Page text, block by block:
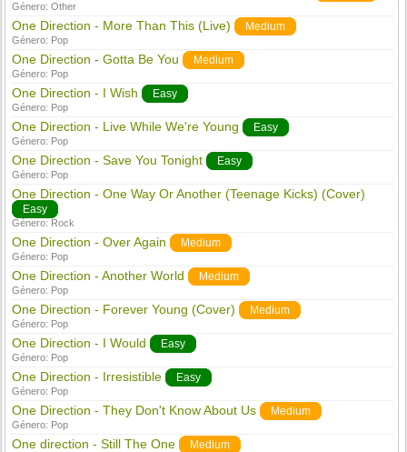
Género:Other
One Direction - More Than This (Live) Medium
Género: Pop
One Direction - Gotta Be You Medium
Género: Pop
One Direction - I Wish Easy
Género: Pop
One Direction - Live While We're Young Easy
Género: Pop
One Direction - Save You Tonight Easy
Género: Pop
One Direction - One Way Or Another (Teenage Kicks) (Cover)
Easy
Género: Rock
One Direction - Over Again Medium
Género: Pop
One Direction - Another World Medium
Género: Pop
One Direction - Forever Young (Cover) Medium
Género: Pop
One Direction - I Would Easy
Género: Pop
One Direction - Irresistible Easy
Género: Pop
One Direction - They Don't Know About Us Medium
Género: Pop
One direction - Still The One Medium